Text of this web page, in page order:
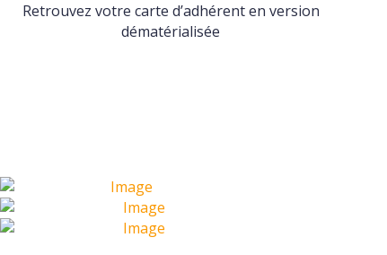
Retrouvez votre carte d’adhérent en version
dématérialisée